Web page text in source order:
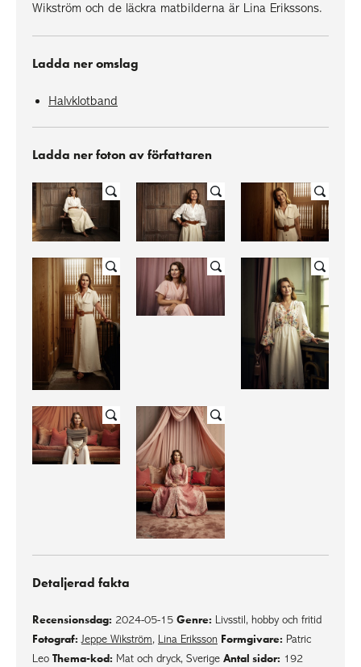
Wikström och de läckra matbilderna är Lina Erikssons.
Ladda ner omslag
Halvklotband
Ladda ner foton av författaren
Detaljerad fakta
Recensionsdag: 2024-05-15 Genre: Livsstil, hobby och fritid
Fotograf: Jeppe Wikström, Lina Eriksson Formgivare: Patric
Leo Thema-kod: Mat och dryck, Sverige Antal sidor: 192